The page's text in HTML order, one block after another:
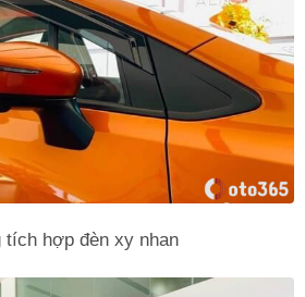
tích hợp đèn xy nhan